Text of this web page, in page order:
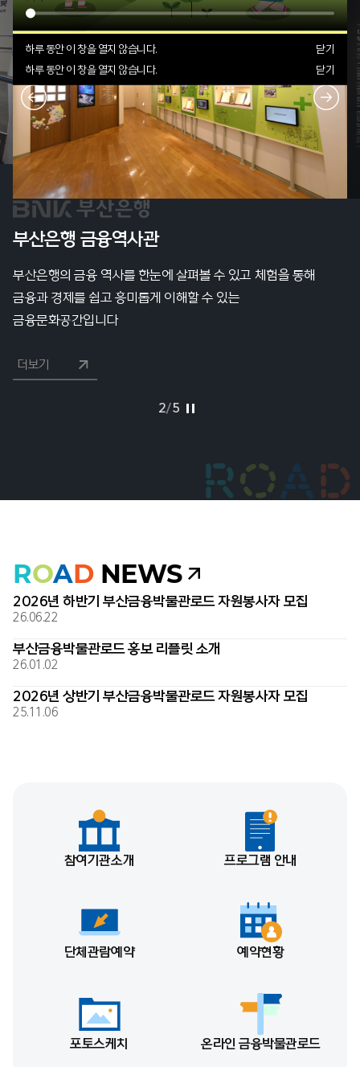
하루 동안 이 창을 열지 않습니다. 닫기
하루 동안 이 창을 열지 않습니다. 닫기
더보기
부산은행 금융역사관
부산은행의 금융 역사를 한눈에 살펴볼 수 있고 체험을 통해
금융과 경제를 쉽고 흥미롭게 이해할 수 있는
금융문화공간입니다
더보기
더보기
더보기
더보기
2/5
ROADNEWS
2026년 하반기 부산금융박물관로드 자원봉사자 모집
26.06.22
부산금융박물관로드 홍보 리플릿 소개
26.01.02
2026년 상반기 부산금융박물관로드 자원봉사자 모집
25.11.06
참여기관소개 프로그램 안내
단체관람예약 예약현황
포토스케치 온라인 금융박물관로드